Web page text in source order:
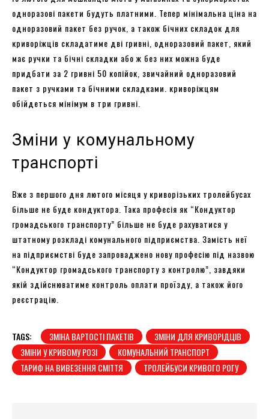
одноразові пакети будуть платними. Тепер мінімальна ціна на
одноразовий пакет без ручок, а також бічних складок для
криворіжців складатиме дві гривні, одноразовий пакет, який
має ручки та бічні складки або ж без них можна буде
придбати за 2 гривні 50 копійок, звичайний одноразовий
пакет з ручками та бічними складками. криворіжцям
обійдеться мінімум в три гривні.
Зміни у комунальному
транспорті
Вже з першого дня лютого місяця у криворізьких тролейбусах
більше не буде кондуктора. Така професія як “Кондуктор
громадського транспорту” більше не буде рахуватися у
штатному розкладі комунального підприємства. Замість неї
на підприємстві буде запроваджено нову професію під назвою
“Кондуктор громадського транспорту з контролю”, завдяки
якій здійснюватиме контроль оплати проїзду, а також його
реєстрацію.
TAGS: ЗМІНА ВАРТОСТІ ПАКЕТІВ
ЗМІНИ ДЛЯ КРИВОРІДЦІВ
ЗМІНИ У КРИВОМУ РОЗІ
КОМУНАЛЬНИЙ ТРАНСПОРТ
ТАРИФ НА ВИВЕЗЕННЯ СМІТТЯ
ТРОЛЕЙБУСИ КРИВОГО РОГУ